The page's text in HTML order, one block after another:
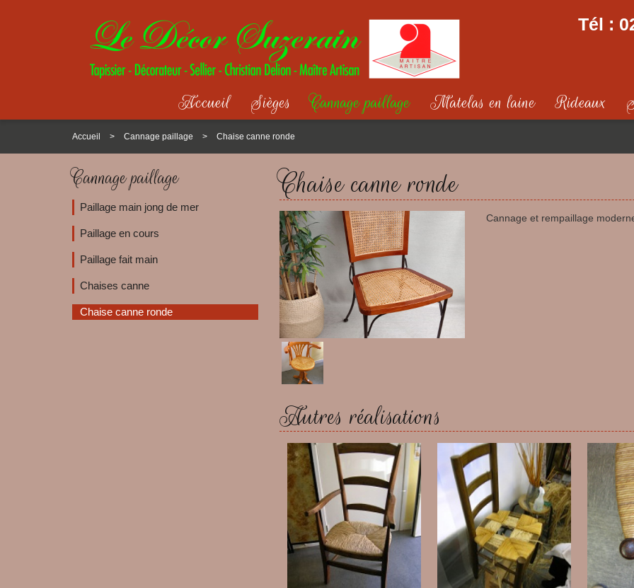
Tél :
Accueil Sièges Cannage paillage Matelas en laine Rideaux
Accueil Cannage paillage Chaise canne ronde
Chaise canne ronde
Cannage et rempaillage
Autres réalisations
Cannage paillage
Paillage main jong de mer
Paillage en cours
Paillage fait main
Chaises canne
Chaise canne ronde